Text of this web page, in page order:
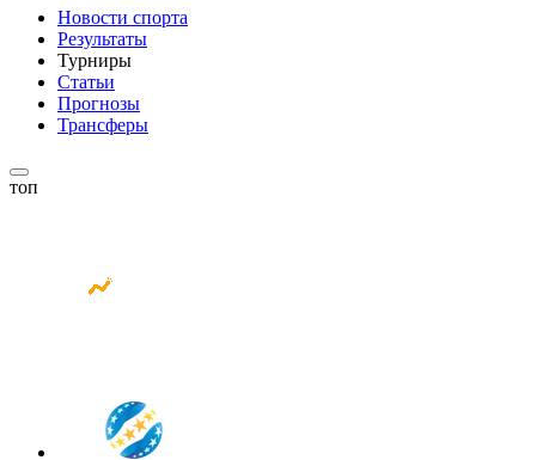
Новости спорта
Результаты
Турниры
Статьи
Прогнозы
Трансферы
топ